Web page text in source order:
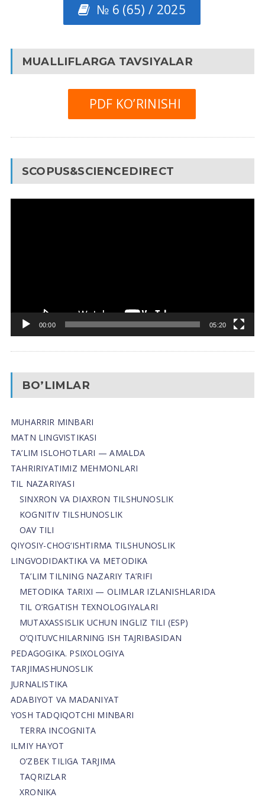
№ 6 (65) / 2025
MUALLIFLARGA TAVSIYALAR
PDF KO’RINISHI
SCOPUS&SCIENCEDIRECT
00:00 05:20
BO’LIMLAR
MUHARRIR MINBARI
MATN LINGVISTIKASI
TA’LIM ISLOHOTLARI — AMALDA
TAHRIRIYATIMIZ MEHMONLARI
TIL NAZARIYASI
SINXRON VA DIAXRON TILSHUNOSLIK
KOGNITIV TILSHUNOSLIK
OAV TILI
QIYOSIY-CHOG‘ISHTIRMA TILSHUNOSLIK
LINGVODIDAKTIKA VA METODIKA
TA’LIM TILNING NAZARIY TA’RIFI
METODIKA TARIXI — OLIMLAR IZLANISHLARIDA
TIL O’RGATISH TEXNOLOGIYALARI
MUTAXASSISLIK UCHUN INGLIZ TILI (ESP)
O’QITUVCHILARNING ISH TAJRIBASIDAN
PEDAGOGIKA. PSIXOLOGIYA
TARJIMASHUNOSLIK
JURNALISTIKA
ADABIYOT VA MADANIYAT
YOSH TADQIQOTCHI MINBARI
TERRA INCOGNITA
ILMIY HAYOT
O’ZBEK TILIGA TARJIMA
TAQRIZLAR
XRONIKA